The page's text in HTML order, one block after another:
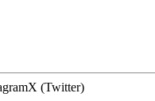
X (Twitter)